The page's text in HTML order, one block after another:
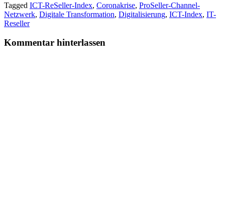
Tagged ICT-ReSeller-Index, Coronakrise, ProSeller-Channel-
Netzwerk, Digitale Transformation, Digitalisierung, ICT-Index, IT-
Reseller
Kommentar hinterlassen